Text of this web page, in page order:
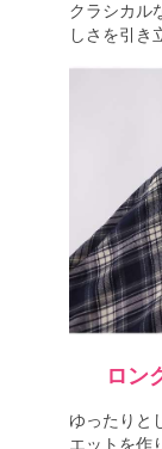
クラシカル
しさを引き
ロン
ゆったりと
エットを作